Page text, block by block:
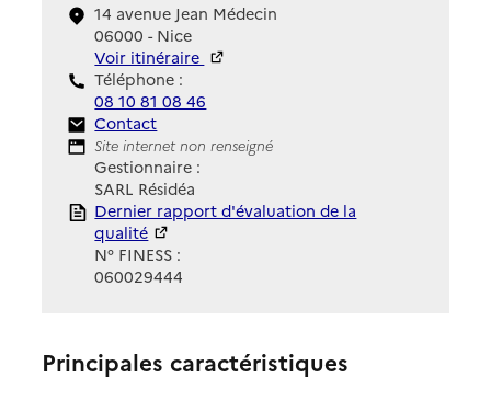
14 avenue Jean Médecin
06000 - Nice
Voir itinéraire
Téléphone :
08 10 81 08 46
Contact
Contact
Site Internet
Site internet non renseigné
Gestionnaire :
SARL Résidéa
Rapport HAS
Dernier rapport d'évaluation de la
qualité
N° FINESS :
060029444
Principales caractéristiques